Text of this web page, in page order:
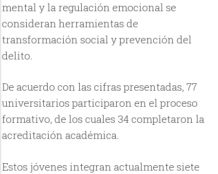
mental y la regulación emocional se
consideran herramientas de
transformación social y prevención del
delito.
De acuerdo con las cifras presentadas, 77
universitarios participaron en el proceso
formativo, de los cuales 34 completaron la
acreditación académica.
Estos jóvenes integran actualmente siete